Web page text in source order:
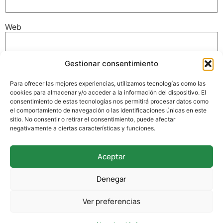
Gestionar consentimiento
Para ofrecer las mejores experiencias, utilizamos tecnologías como las
cookies para almacenar y/o acceder a la información del dispositivo. El
consentimiento de estas tecnologías nos permitirá procesar datos como
el comportamiento de navegación o las identificaciones únicas en este
sitio. No consentir o retirar el consentimiento, puede afectar
negativamente a ciertas características y funciones.
Aceptar
Denegar
Ver preferencias
Web
navegador para la próxima vez que comente.
La Llanilla, 102, 39012 Santander, Cantabria